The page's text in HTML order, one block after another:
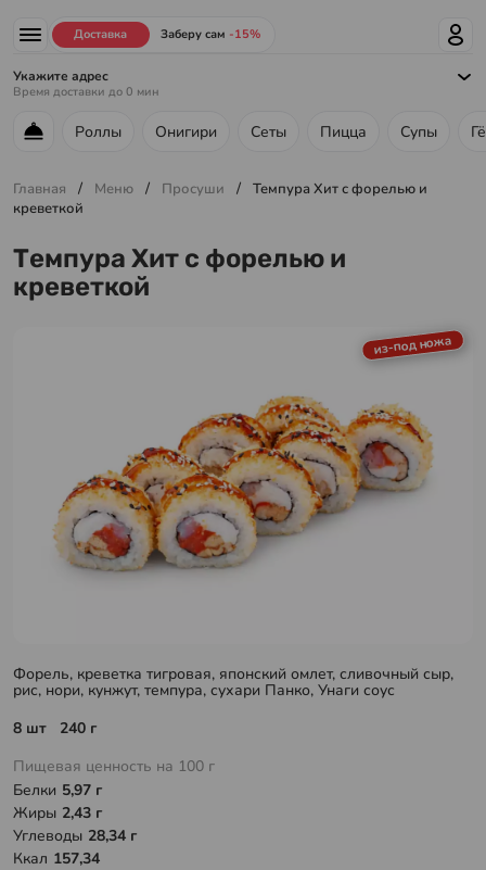
Доставка Заберу сам -15%
Укажите адрес
Время доставки до 0 мин
Меню ресторана
Роллы Онигири Сеты Пицца Супы
Главная / Меню / Просуши /
Темпура Хит с форелью и
креветкой
Темпура Хит с форелью и
креветкой
из-под ножа
Форель, креветка тигровая, японский омлет, сливочный сыр,
рис, нори, кунжут, темпура, сухари Панко, Унаги соус
8 шт 240 г
Пищевая ценность на 100 г
Белки 5,97 г
Жиры 2,43 г
Углеводы 28,34 г
Ккал 157,34